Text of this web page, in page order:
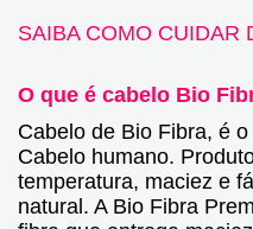
SAIBA COMO CUIDAR
O que é cabelo Bio
Cabelo de Bio Fibra, é
Cabelo humano.
temperatura, maciez e
natural. A Bio Fibra